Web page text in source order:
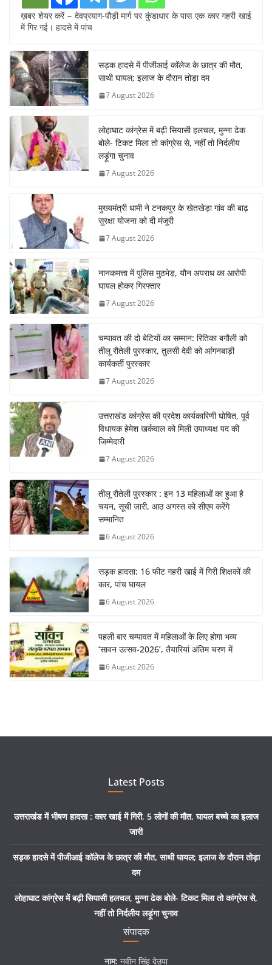
ख़बर शेयर करें – देवप्रयाग-पौड़ी मार्ग पर कुंडाधार के पास एक कार गहरी खाई
में गिर गई। हादसे में पांच
सड़क हादसे में पीजीआई कॉलेज के छात्र की मौत,
साथी घायल; इलाज के दौरान तोड़ा दम
7 August 2026
लोहाघाट कांग्रेस में बढ़ी सियासी हलचल, मुन्ना ढेक
बोले- टिकट मिला तो कांग्रेस से, नहीं तो निर्दलीय
लड़ूंगा चुनाव
7 August 2026
मुख्यमंत्री धामी ने टनकपुर के खेतखेड़ा गांव की बाढ़
सुरक्षा योजना को दी मंजूरी
7 August 2026
नानकमत्ता में पुलिस मुठभेड़, यौन अपराध का आरोपी
घायल होकर गिरफ्तार
7 August 2026
चम्पावत की दो बेटियों का सम्मान: रितिका बगौली को
तीलू रौतेली पुरस्कार, तुलसी देवी को आंगनबाड़ी
कार्यकर्ती पुरस्कार
7 August 2026
उत्तराखंड कांग्रेस की प्रदेश कार्यकारिणी घोषित, पूर्व
विधायक हेमेश खर्कवाल को मिली उपाध्यक्ष पद की
जिम्मेदारी
7 August 2026
तीलू रौतेली पुरस्कार : इन 13 महिलाओं का हुआ है
चयन, सूची जारी, आठ अगस्त को सीएम करेंगे
सम्मानित
6 August 2026
सड़क हादसा: 16 फीट गहरी खाई में गिरी शिक्षकों की
कार, पांच घायल
6 August 2026
पहली बार चम्पावत में महिलाओं के लिए होगा भव्य
‘सावन उत्सव-2026’, तैयारियां अंतिम चरण में
6 August 2026
Latest Posts
उत्तराखंड में भीषण हादसा : कार खाई में गिरी, 5 लोगों की मौत, घायल बच्चे का इलाज
जारी
सड़क हादसे में पीजीआई कॉलेज के छात्र की मौत, साथी घायल; इलाज के दौरान तोड़ा
दम
लोहाघाट कांग्रेस में बढ़ी सियासी हलचल, मुन्ना ढेक बोले- टिकट मिला तो कांग्रेस से,
नहीं तो निर्दलीय लड़ूंगा चुनाव
संपादक
नाम: नवीन सिंह देउपा